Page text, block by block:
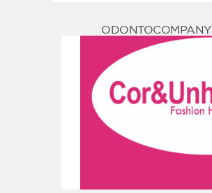
ODONTOCOMPANY